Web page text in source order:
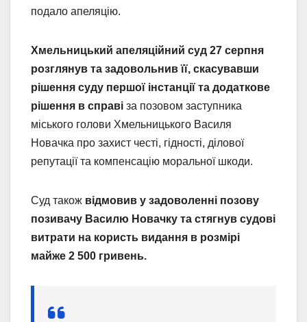
подало апеляцію.
Хмельницький апеляційний суд 27 серпня
розглянув та задовольнив її, скасувавши
рішення суду першої інстанції та додаткове
рішення в справі за позовом заступника
міського голови Хмельницького Василя
Новачка про захист честі, гідності, ділової
репутації та компенсацію моральної шкоди.
Суд також відмовив у задоволенні позову
позивачу Василю Новачку та стягнув судові
витрати на користь видання в розмірі
майже 2 500 гривень.